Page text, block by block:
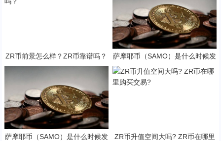
ZR币前景怎么样？ZR币靠谱吗？
萨摩耶币（SAMO）是什么时候发
萨摩耶币（SAMO）是什么时候发
ZR币升值空间大吗? ZR币在哪里